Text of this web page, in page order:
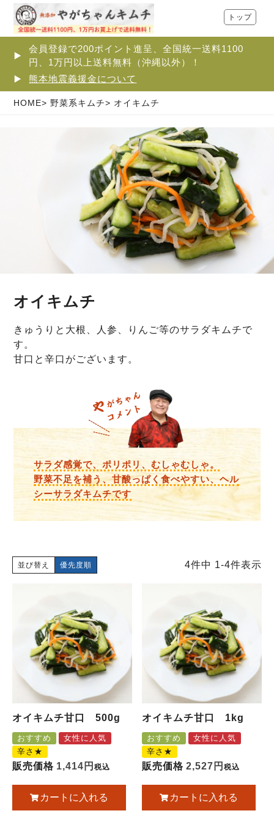
会員登録で200ポイント進呈、全国統一送料1100
円、1万円以上送料無料（沖縄以外）！
熊本地震義援金について
トップ
HOME 野菜系キムチ オイキムチ
オイキムチ
きゅうりと大根、人参、りんご等のサラダキムチで
す。
甘口と辛口がございます。
サラダ感覚で、ポリポリ、むしゃむしゃ。
野菜不足を補う、甘酸っぱく食べやすい、ヘル
シーサラダキムチです
並び替え 優先度順 4件中 1-4件表示
オイキムチ甘口 500g
おすすめ
女性に人気
辛さ★
販売価格 1,414 税込
カートに入れる
オイキムチ甘口 1kg
おすすめ
女性に人気
辛さ★
販売価格 2,527 税込
カートに入れる